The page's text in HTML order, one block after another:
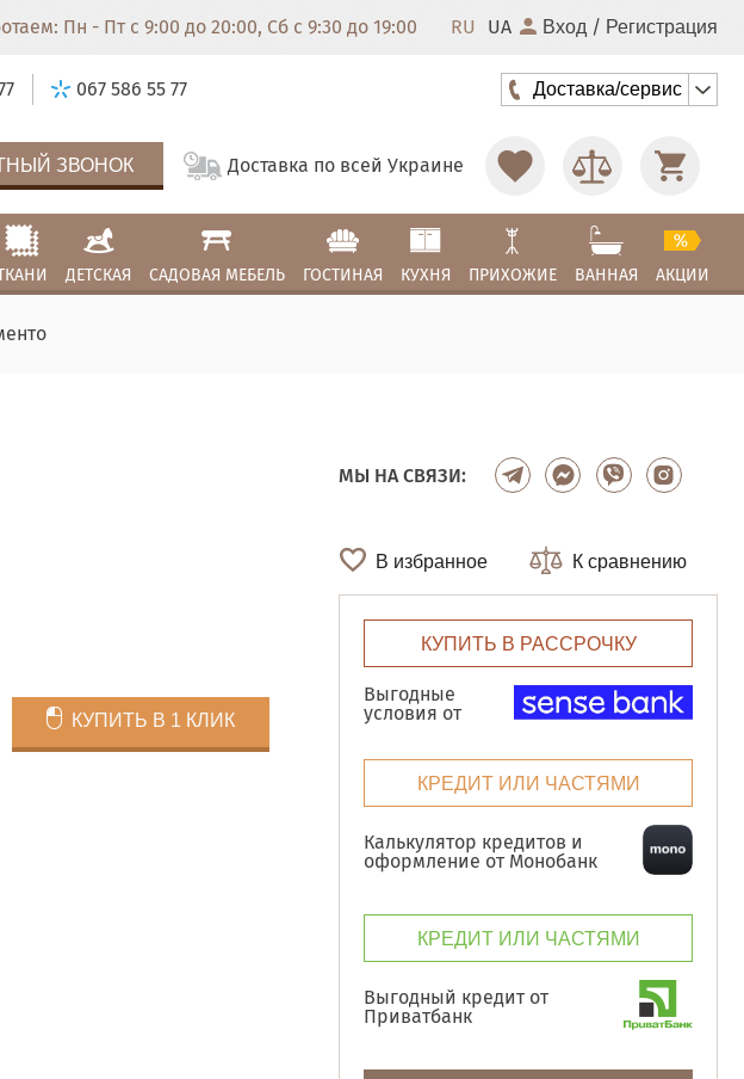
Пн - Пт с 9:00 до 20:00, Сб с 9:30 до 19:00 RU UA Вход / Регистрация
067 586 55 77 Доставка/сервис
ЗВОНОК Доставка по всей Украине
ДЕТСКАЯ САДОВАЯ МЕБЕЛЬ ГОСТИНАЯ КУХНЯ ПРИХОЖИЕ ВАННАЯ АКЦИИ
КУПИТЬ В 1 КЛИК
МЫ НА СВЯЗИ:
В избранное К сравнению
КУПИТЬ В РАССРОЧКУ
Выгодные
условия от
КРЕДИТ ИЛИ ЧАСТЯМИ
Калькулятор кредитов и
оформление от Монобанк
КРЕДИТ ИЛИ ЧАСТЯМИ
Выгодный кредит от
Приватбанк